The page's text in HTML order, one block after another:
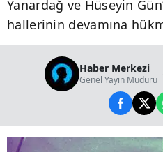
Yanardağ ve Hüseyin
hallerinin devamına
Haber Merkezi
Genel Yayın Müdürü